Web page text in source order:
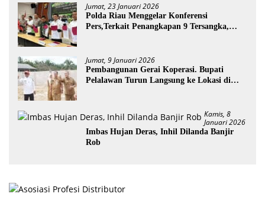
Jumat, 23 Januari 2026
Polda Riau Menggelar Konferensi
Pers,Terkait Penangkapan 9 Tersangka,
Jumat, 9 Januari 2026
Pembangunan Gerai Koperasi. Bupati
Pelalawan Turun Langsung ke Lokasi di
Kamis, 8
Januari 2026
Imbas Hujan Deras, Inhil Dilanda Banjir
Rob